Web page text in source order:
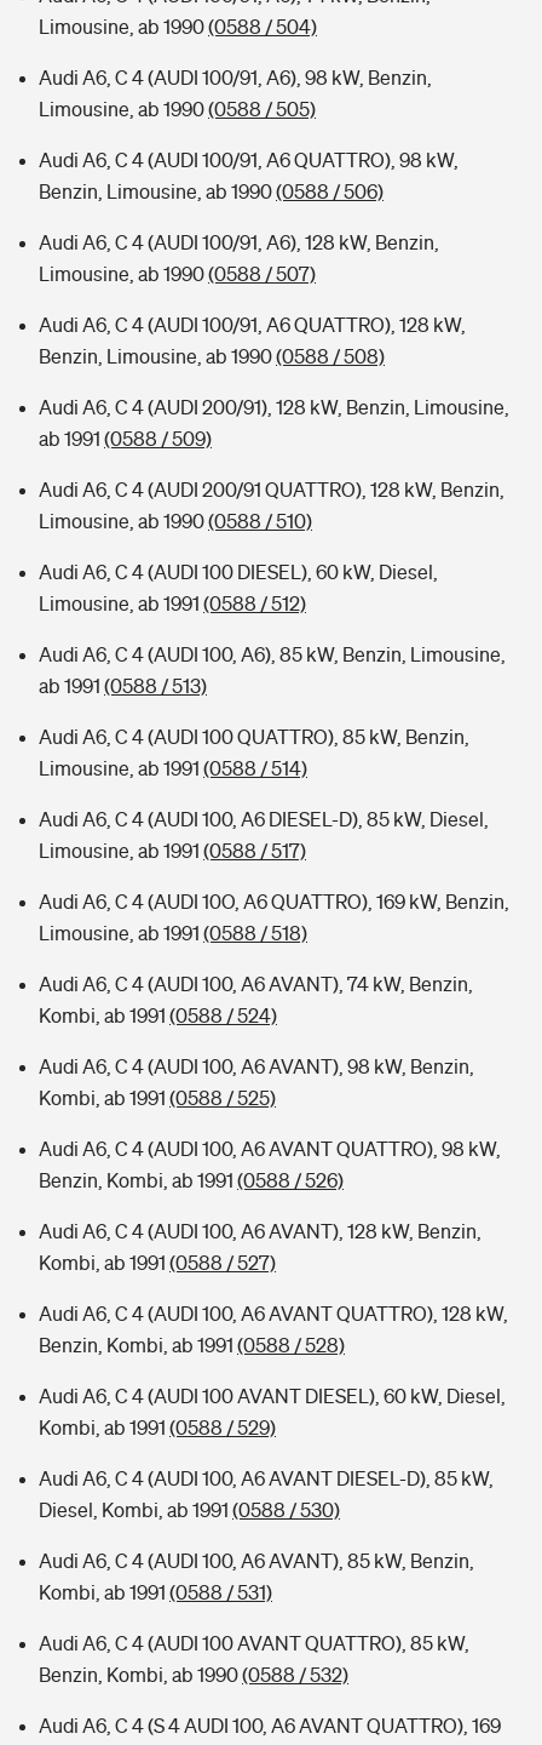
Sie haben Fragen?
Zur Übersicht
Kinderunfall-Check: Mehr Sicherheit für deine Kids
Typklassen: So ist Ihr Auto eingestuft
Sie haben Fragen?
Limousine, ab 1990(0588 / 504)
Audi A6, C 4 (AUDI 100/91, A6), 98 kW, Benzin,
Limousine, ab 1990(0588 / 505)
Audi A6, C 4 (AUDI 100/91, A6 QUATTRO), 98 kW,
Benzin, Limousine, ab 1990(0588 / 506)
Audi A6, C 4 (AUDI 100/91, A6), 128 kW, Benzin,
Limousine, ab 1990(0588 / 507)
Audi A6, C 4 (AUDI 100/91, A6 QUATTRO), 128 kW,
Benzin, Limousine, ab 1990(0588 / 508)
Audi A6, C 4 (AUDI 200/91), 128 kW, Benzin, Limousine,
ab 1991 (0588 / 509)
Audi A6, C 4 (AUDI 200/91 QUATTRO), 128 kW, Benzin,
Limousine, ab 1990(0588 / 510)
Audi A6, C 4 (AUDI 100 DIESEL), 60 kW, Diesel,
Limousine, ab 1991 (0588 / 512)
Audi A6, C 4 (AUDI 100, A6), 85 kW, Benzin, Limousine,
ab 1991 (0588 / 513)
Audi A6, C 4 (AUDI 100 QUATTRO), 85 kW, Benzin,
Limousine, ab 1991 (0588 / 514)
Audi A6, C 4 (AUDI 100, A6 DIESEL-D), 85 kW, Diesel,
Limousine, ab 1991 (0588 / 517)
Audi A6, C 4 (AUDI 10O, A6 QUATTRO), 169 kW, Benzin,
Limousine, ab 1991 (0588 / 518)
Audi A6, C 4 (AUDI 100, A6 AVANT), 74 kW, Benzin,
Kombi, ab 1991 (0588 / 524)
Audi A6, C 4 (AUDI 100, A6 AVANT), 98 kW, Benzin,
Kombi, ab 1991 (0588 / 525)
Audi A6, C 4 (AUDI 100, A6 AVANT QUATTRO), 98 kW,
Benzin, Kombi, ab 1991 (0588 / 526)
Audi A6, C 4 (AUDI 100, A6 AVANT), 128 kW, Benzin,
Kombi, ab 1991 (0588 / 527)
Audi A6, C 4 (AUDI 100, A6 AVANT QUATTRO), 128 kW,
Benzin, Kombi, ab 1991 (0588 / 528)
Audi A6, C 4 (AUDI 100 AVANT DIESEL), 60 kW, Diesel,
Kombi, ab 1991 (0588 / 529)
Audi A6, C 4 (AUDI 100, A6 AVANT DIESEL-D), 85 kW,
Diesel, Kombi, ab 1991 (0588 / 530)
Audi A6, C 4 (AUDI 100, A6 AVANT), 85 kW, Benzin,
Kombi, ab 1991 (0588 / 531)
Audi A6, C 4 (AUDI 100 AVANT QUATTRO), 85 kW,
Benzin, Kombi, ab 1990(0588 / 532)
Audi A6, C 4 (S 4 AUDI 100, A6 AVANT QUATTRO), 169